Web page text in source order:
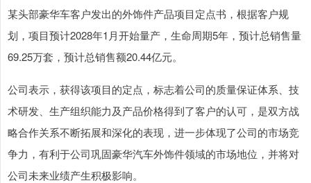
某头部豪华车客户发出的外饰件产品项目定点书，根据客户规
划，项目预计2028年1月开始量产，生命周期5年，预计总销售量
69.25万套，预计总销售额20.44亿元。
公司表示，获得该项目的定点，标志着公司的质量保证体系、技
术研发、生产组织能力及产品价格得到了客户的认可，是双方战
略合作关系不断拓展和深化的表现，进一步体现了公司的市场竞
争力，有利于公司巩固豪华汽车外饰件领域的市场地位，并将对
公司未来业绩产生积极影响。